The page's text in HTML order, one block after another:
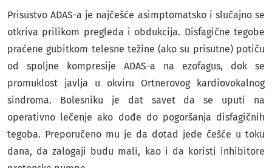
Prisustvo ADAS-a je najčešće asimptomatsko i slučajno se
otkriva prilikom pregleda i obdukcija. Disfagične tegobe
praćene gubitkom telesne težine (ako su prisutne) potiču
od spoljne kompresije ADAS-a na ezofagus, dok se
promuklost javlja u okviru Ortnerovog kardiovokalnog
sindroma. Bolesniku je dat savet da se uputi na
operativno lečenje ako dođe do pogoršanja disfagičnih
tegoba. Preporučeno mu je da dotad jede češće u toku
dana, da zalogaji budu mali, kao i da koristi inhibitore